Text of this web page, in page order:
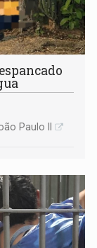
Paulo II